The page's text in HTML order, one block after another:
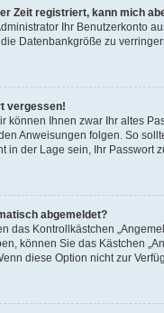
Zeit registriert, kann mich
Ihr Benutzerkonto
Datenbankgröße zu
vergessen!
können Ihnen zwar Ihr altes
Anweisungen folgen. So
in der Lage sein, Ihr Passwort
abgemeldet?
das Kontrollkästchen
können Sie das Kästchen
diese Option nicht zur